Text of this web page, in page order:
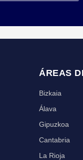
ÁREAS
Bizkaia
Álava
Gipuzkoa
Cantabria
La Rioja